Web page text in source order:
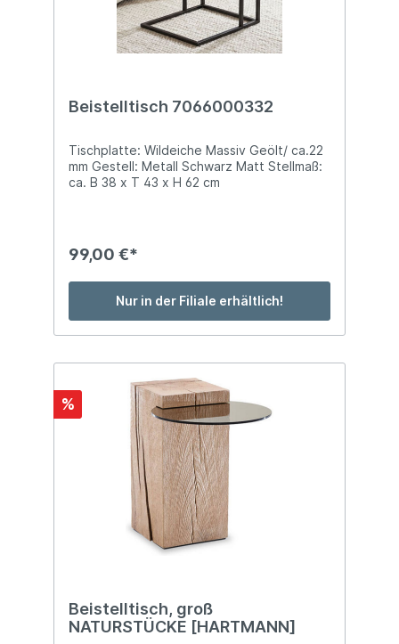
Beistelltisch 7066000332
Tischplatte: Wildeiche Massiv Geölt/ ca.22
mm Gestell: Metall Schwarz Matt Stellmaß:
ca. B 38 x T 43 x H 62 cm
99,00 €*
Nur in der Filiale erhältlich!
%
Beistelltisch, groß
NATURSTÜCKE [HARTMANN]